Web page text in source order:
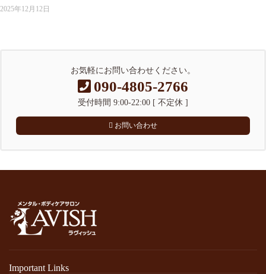
2025年12月12日
お気軽にお問い合わせください。
090-4805-2766
受付時間 9:00-22:00 [ 不定休 ]
お問い合わせ
Important Links